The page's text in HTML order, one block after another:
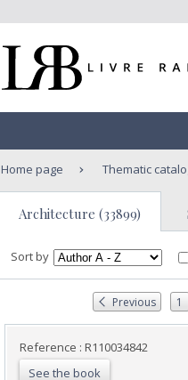
Home page Thematic
Architecture (33899)
Sort by
Previous 1
Reference : R110034842
See the book